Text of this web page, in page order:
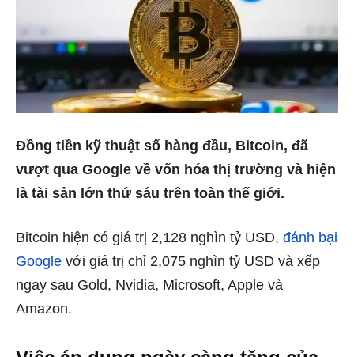
Đồng tiền kỹ thuật số hàng đầu, Bitcoin, đã
vượt qua Google về vốn hóa thị trường và hiện
là tài sản lớn thứ sáu trên toàn thế giới.
Bitcoin hiện có giá trị 2,128 nghìn tỷ USD, đánh bại
Google với giá trị chỉ 2,075 nghìn tỷ USD và xếp
ngay sau Gold, Nvidia, Microsoft, Apple và
Amazon.